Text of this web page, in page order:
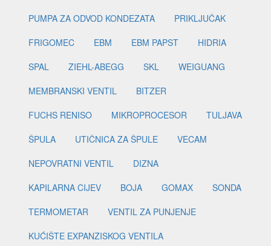
PUMPA ZA ODVOD KONDEZATA
PRIKLJUČAK
FRIGOMEC
EBM EBM PAPST
HIDRIA
SPAL
ZIEHL-ABEGG SKL
WEIGUANG
MEMBRANSKI VENTIL
BITZER
FUCHS RENISO
MIKROPROCESOR
TULJAVA
ŠPULA
UTIČNICA ZA ŠPULE
VECAM
NEPOVRATNI VENTIL
DIZNA
KAPILARNA CIJEV
BOJA GOMAX
SONDA
TERMOMETAR
VENTIL ZA PUNJENJE
KUĆIŠTE EXPANZISKOG VENTILA